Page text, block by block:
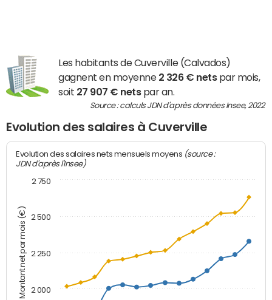
Les habitants de Cuverville (Calvados)
gagnent en moyenne 2 326 € netspar mois,
soit 27 907 € netspar an.
Source : calculs JDN d'après données Insee, 2022
Evolution des salaires à Cuverville
Montant net par mois (€)
Evolution des salaires nets mensuels moyens (source :
JDN d'après l'Insee)
2 000
2 250
2 500
2 750